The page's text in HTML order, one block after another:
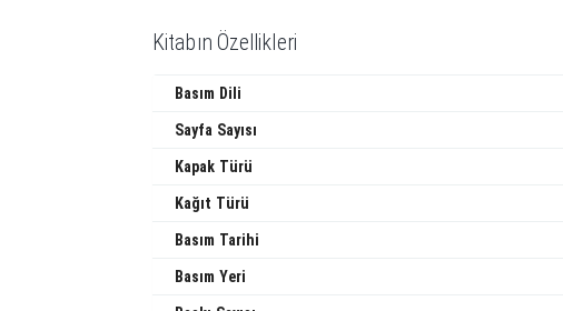
Kitabın Özellikleri
Basım Dili
Sayfa Sayısı
Kapak Türü
Kağıt Türü
Basım Tarihi
Basım Yeri